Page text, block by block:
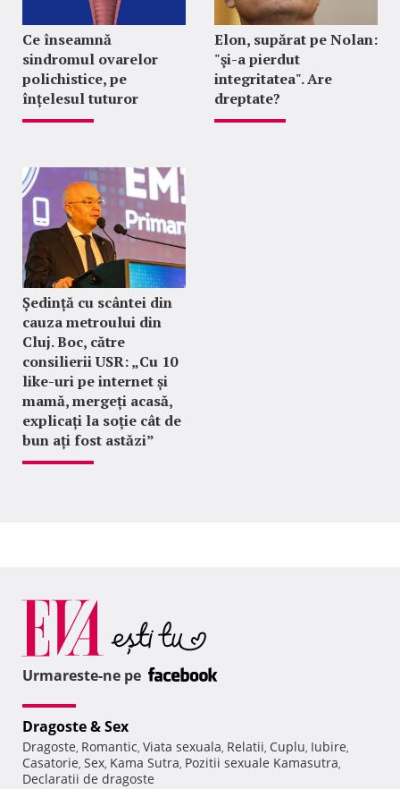
Ce înseamnă
sindromul ovarelor
polichistice, pe
înțelesul tuturor
Elon, supărat pe Nolan:
"şi-a pierdut
integritatea". Are
dreptate?
Ședință cu scântei din
cauza metroului din
Cluj. Boc, către
consilierii USR: „Cu 10
like-uri pe internet și
mamă, mergeți acasă,
explicați la soție cât de
bun ați fost astăzi”
Urmareste-ne pe
Dragoste & Sex
Dragoste, Romantic, Viata sexuala, Relatii, Cuplu, Iubire,
Casatorie, Sex, Kama Sutra, Pozitii sexuale Kamasutra,
Declaratii de dragoste